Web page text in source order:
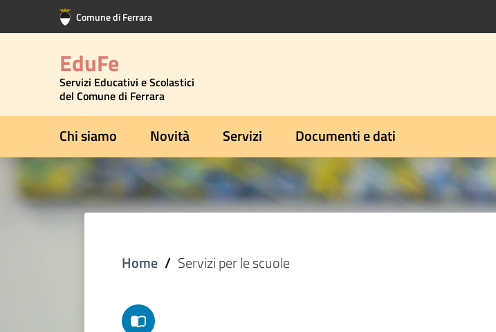
Vai al contenuto principale
Vai al footer Comune di Ferrara
EduFe
Servizi Educativi e Scolastici
del Comune di Ferrara
Chi siamo Novità Servizi Documenti e dati
Home Servizi per le scuole